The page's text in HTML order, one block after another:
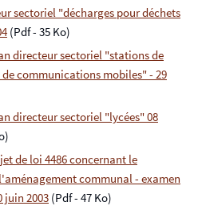
sectoriel "décharges pour déchets
(Pdf - 35 Ko)
directeur sectoriel "stations de
communications mobiles" - 29
directeur sectoriel "lycées" 08
de loi 4486 concernant le
communal - examen
juin 2003 (Pdf - 47 Ko)